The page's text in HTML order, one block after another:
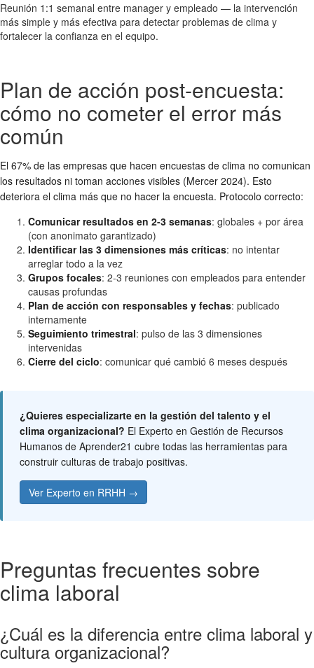
Reunión 1:1 semanal entre manager y empleado — la intervención
más simple y más efectiva para detectar problemas de clima y
fortalecer la confianza en el equipo.
Plan de acción post-encuesta:
cómo no cometer el error más
común
El 67% de las empresas que hacen encuestas de clima no comunican
los resultados ni toman acciones visibles (Mercer 2024). Esto
deteriora el clima más que no hacer la encuesta. Protocolo correcto:
Comunicar resultados en 2-3 semanas: globales + por área
(con anonimato garantizado)
Identificar las 3 dimensiones más críticas: no intentar
arreglar todo a la vez
Grupos focales: 2-3 reuniones con empleados para entender
causas profundas
Plan de acción con responsables y fechas: publicado
internamente
Seguimiento trimestral: pulso de las 3 dimensiones
intervenidas
Cierre del ciclo: comunicar qué cambió 6 meses después
¿Quieres especializarte en la gestión del talento y el
clima organizacional? El Experto en Gestión de Recursos
Humanos de Aprender21 cubre todas las herramientas para
construir culturas de trabajo positivas.
Ver Experto en RRHH →
Preguntas frecuentes sobre
clima laboral
¿Cuál es la diferencia entre clima laboral y
cultura organizacional?